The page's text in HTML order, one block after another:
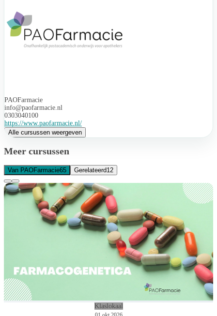
PAOFarmacie
info@paofarmacie.nl
0303040100
https://www.paofarmacie.nl/
Alle cursussen weergeven
Meer cursussen
Van PAOFarmacie65 Gerelateerd12
Klaslokaal